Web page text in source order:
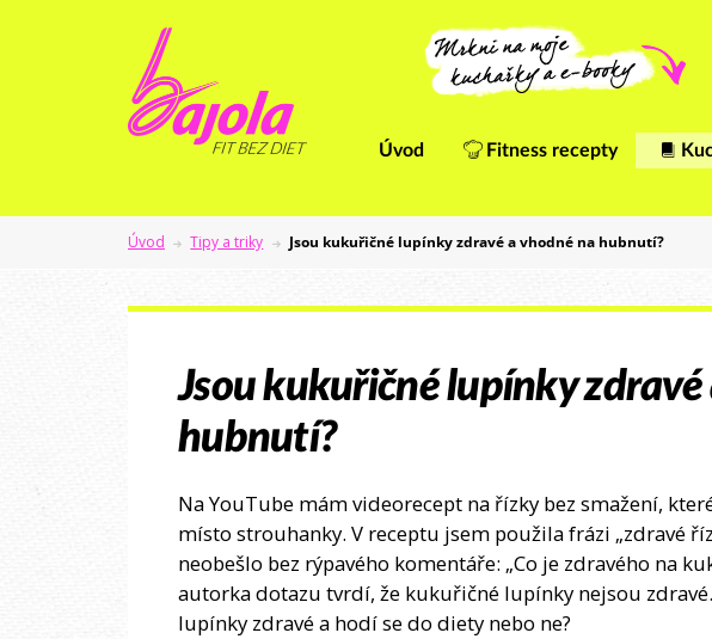
Úvod Fitness recepty
Úvod Tipy a triky Jsou kukuřičné lupínky zdravé a vhodné na hubnutí?
Jsou kukuřičné lupínky zdravé
hubnutí?
Na YouTube mám videorecept na řízky bez smažení,
místo strouhanky. V receptu jsem použila frázi „zdravé
neobešlo bez rýpavého komentáře: „Co je zdravého na
autorka dotazu tvrdí, že kukuřičné lupínky nejsou
lupínky zdravé a hodí se do diety nebo ne?